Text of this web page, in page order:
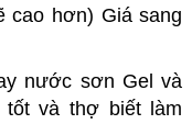
cao hơn) Giá sang
nước sơn Gel và
và thợ biết làm